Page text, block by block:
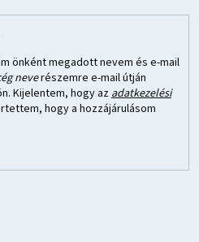
önként megadott nevem és e-mail
neverészemre e-mail útján
Kijelentem, hogy az adatkezelési
hogy a hozzájárulásom